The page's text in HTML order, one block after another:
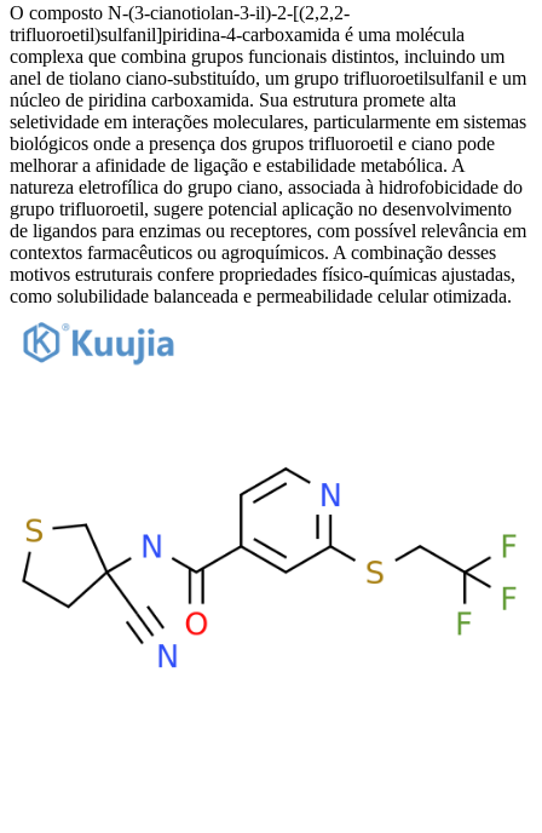
O composto N-(3-cianotiolan-3-il)-2-[(2,2,2-
trifluoroetil)sulfanil]piridina-4-carboxamida é uma molécula
complexa que combina grupos funcionais distintos, incluindo um
anel de tiolano ciano-substituído, um grupo trifluoroetilsulfanil e um
núcleo de piridina carboxamida. Sua estrutura promete alta
seletividade em interações moleculares, particularmente em sistemas
biológicos onde a presença dos grupos trifluoroetil e ciano pode
melhorar a afinidade de ligação e estabilidade metabólica. A
natureza eletrofílica do grupo ciano, associada à hidrofobicidade do
grupo trifluoroetil, sugere potencial aplicação no desenvolvimento
de ligandos para enzimas ou receptores, com possível relevância em
contextos farmacêuticos ou agroquímicos. A combinação desses
motivos estruturais confere propriedades físico-químicas ajustadas,
como solubilidade balanceada e permeabilidade celular otimizada.